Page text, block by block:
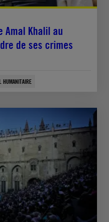
Amal Khalil au
de ses crimes
HUMANITAIRE